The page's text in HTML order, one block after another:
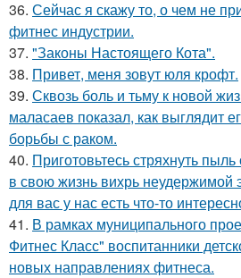
36. Сейчас я скажу то, о чем не
фитнес индустрии.
37. "Законы Настоящего Кота".
38. Привет, меня зовут юля крофт.
39. Сквозь боль и тьму к новой
маласаев показал, как выглядит
борьбы с раком.
40. Приготовьтесь стряхнуть пыль
в свою жизнь вихрь неудержимой
для вас у нас есть что-то
41. В рамках муниципального
Фитнес Класс" воспитанники
новых направлениях фитнеса.